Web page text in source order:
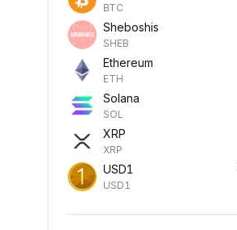
BTC
Sheboshis
SHEB
Ethereum
ETH
Solana
SOL
XRP
XRP
USD1
USD1